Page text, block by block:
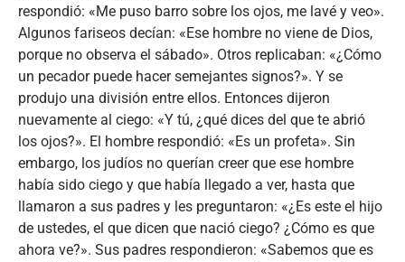
respondió: «Me puso barro sobre los ojos, me lavé y veo».
Algunos fariseos decían: «Ese hombre no viene de Dios,
porque no observa el sábado». Otros replicaban: «¿Cómo
un pecador puede hacer semejantes signos?». Y se
produjo una división entre ellos. Entonces dijeron
nuevamente al ciego: «Y tú, ¿qué dices del que te abrió
los ojos?». El hombre respondió: «Es un profeta». Sin
embargo, los judíos no querían creer que ese hombre
había sido ciego y que había llegado a ver, hasta que
llamaron a sus padres y les preguntaron: «¿Es este el hijo
de ustedes, el que dicen que nació ciego? ¿Cómo es que
ahora ve?». Sus padres respondieron: «Sabemos que es